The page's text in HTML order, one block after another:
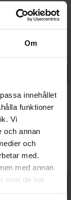
Om
innehållet
funktioner
Vi
och annan
och
med.
med annan
som de har
I lager:
Play Display
Köp